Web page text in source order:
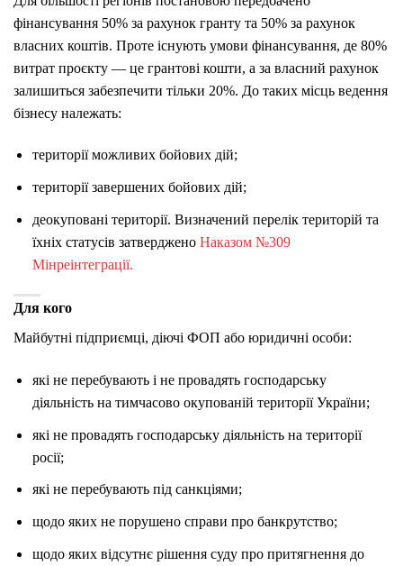
фінансування 50% за рахунок гранту та 50% за рахунок
власних коштів. Проте існують умови фінансування, де 80%
витрат проєкту — це грантові кошти, а за власний рахунок
залишиться забезпечити тільки 20%. До таких місць ведення
бізнесу належать:
території можливих бойових дій;
території завершених бойових дій;
деокуповані території. Визначений перелік територій та
їхніх статусів затверджено Наказом №309
Мінреінтеграції.
Для кого
Майбутні підприємці, діючі ФОП або юридичні особи:
які не перебувають і не провадять господарську
діяльність на тимчасово окупованій території України;
які не провадять господарську діяльність на території
росії;
які не перебувають під санкціями;
щодо яких не порушено справи про банкрутство;
щодо яких відсутнє рішення суду про притягнення до